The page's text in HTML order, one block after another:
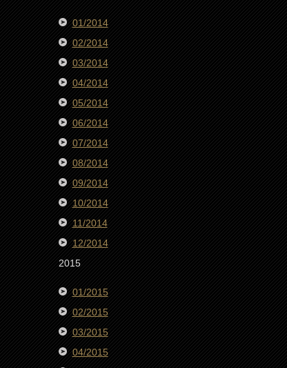
01/2014
02/2014
03/2014
04/2014
05/2014
06/2014
07/2014
08/2014
09/2014
10/2014
11/2014
12/2014
2015
01/2015
02/2015
03/2015
04/2015